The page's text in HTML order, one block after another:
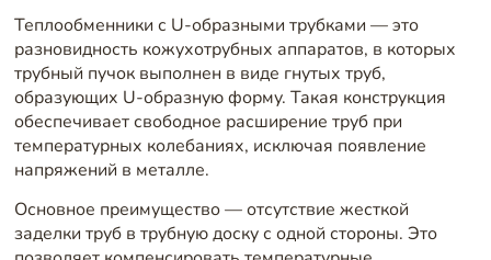
Теплообменники с U-образными трубками — это
разновидность кожухотрубных аппаратов, в которых
трубный пучок выполнен в виде гнутых труб,
образующих U-образную форму. Такая конструкция
обеспечивает свободное расширение труб при
температурных колебаниях, исключая появление
напряжений в металле.
Основное преимущество — отсутствие жесткой
заделки труб в трубную доску с одной стороны. Это